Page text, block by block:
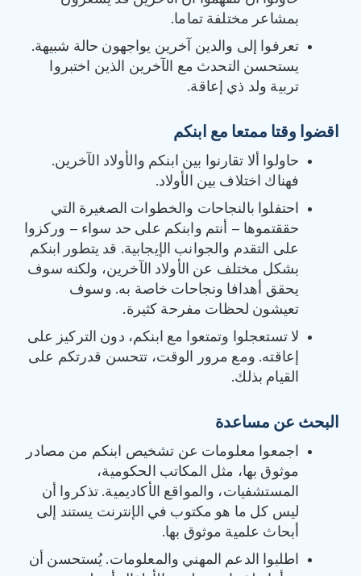
بمشاعر مختلفة تماما.
تعرفوا إلى والدين آخرين يواجهون حالة شبيهة.
يستحسن التحدث مع الآخرين الذين اختبروا
تربية ولد ذي إعاقة.
اقضوا وقتا ممتعا مع ابنكم
حاولوا ألا تقارنوا بين ابنكم والأولاد الآخرين.
فهناك اختلاف بين الأولاد.
احتفلوا بالنجاحات والخطوات الصغيرة التي
حققتموها – أنتم وابنكم على حد سواء – وركزوا
على التقدم والجوانب الإيجابية. قد يتطور ابنكم
بشكل مختلف عن الأولاد الآخرين، ولكنه سوف
يحقق أهدافا ونجاحات خاصة به. وسوف
تعيشون لحظات مفرحة كثيرة.
لا تستعجلوا وتمتعوا مع ابنكم، دون التركيز على
إعاقته. ومع مرور الوقت، تتحسن قدرتكم على
القيام بذلك.
البحث عن مساعدة
اجمعوا معلومات عن تشخيص ابنكم من مصادر
موثوق بها، مثل المكاتب الحكومية،
المستشفيات، والمواقع الأكاديمية. تذكروا أن
ليس كل ما هو مكتوب في الإنترنت يستند إلى
أبحاث علمية موثوق بها.
اطلبوا الدعم المهني والمعلومات. يُستحسن أن